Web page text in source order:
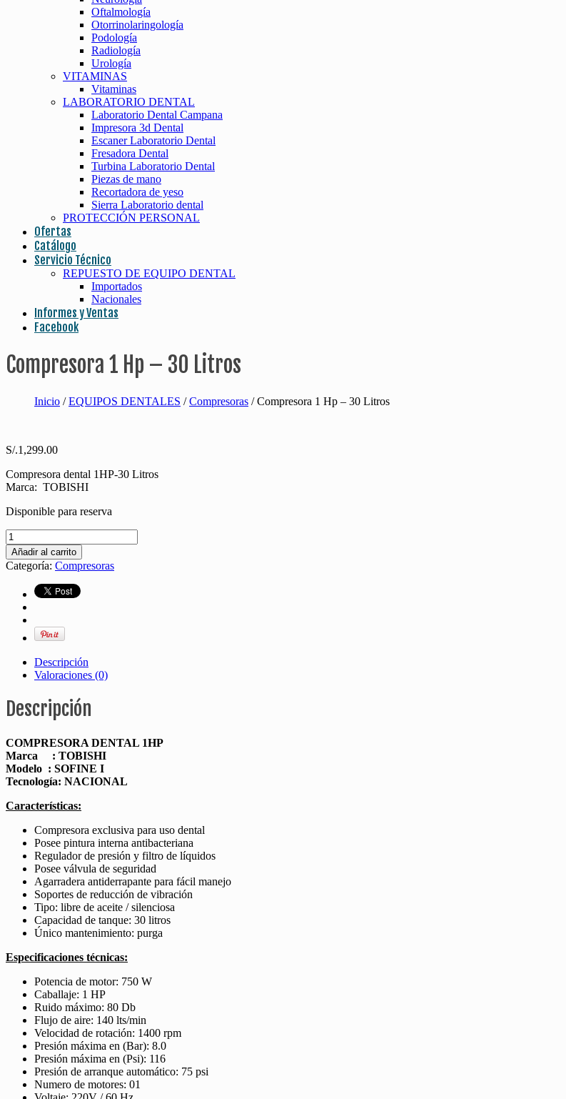
Oftalmología
Otorrinolaringología
Podología
Radiología
Urología
VITAMINAS
Vitaminas
LABORATORIO DENTAL
Laboratorio Dental Campana
Impresora 3d Dental
Escaner Laboratorio Dental
Fresadora Dental
Turbina Laboratorio Dental
Piezas de mano
Recortadora de yeso
Sierra Laboratorio dental
PROTECCIÓN PERSONAL
Ofertas
Catálogo
Servicio Técnico
REPUESTO DE EQUIPO DENTAL
Importados
Nacionales
Informes y Ventas
Facebook
Compresora 1 Hp – 30 Litros
Inicio /EQUIPOS DENTALES /Compresoras / Compresora 1 Hp – 30 Litros
S/.1,299.00
Compresora dental 1HP-30 Litros
Marca: TOBISHI
Disponible para reserva
Añadir al carrito
Categoría: Compresoras
Descripción
Valoraciones (0)
Descripción
COMPRESORA DENTAL 1HP
Marca : TOBISHI
Modelo : SOFINE I
Tecnología: NACIONAL
Características:
Compresora exclusiva para uso dental
Posee pintura interna antibacteriana
Regulador de presión y filtro de líquidos
Posee válvula de seguridad
Agarradera antiderrapante para fácil manejo
Soportes de reducción de vibración
Tipo: libre de aceite / silenciosa
Capacidad de tanque: 30 litros
Único mantenimiento: purga
Especificaciones técnicas:
Potencia de motor: 750 W
Caballaje: 1 HP
Ruido máximo: 80 Db
Flujo de aire: 140 lts/min
Velocidad de rotación: 1400 rpm
Presión máxima en (Bar): 8.0
Presión máxima en (Psi): 116
Presión de arranque automático: 75 psi
Numero de motores: 01